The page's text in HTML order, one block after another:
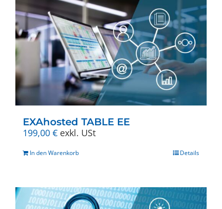
Varianten
auf.
Die
Optionen
können
auf
der
Produktseite
gewählt
werden
EXAhosted TABLE EE
199,00 € exkl. USt
In den Warenkorb Details